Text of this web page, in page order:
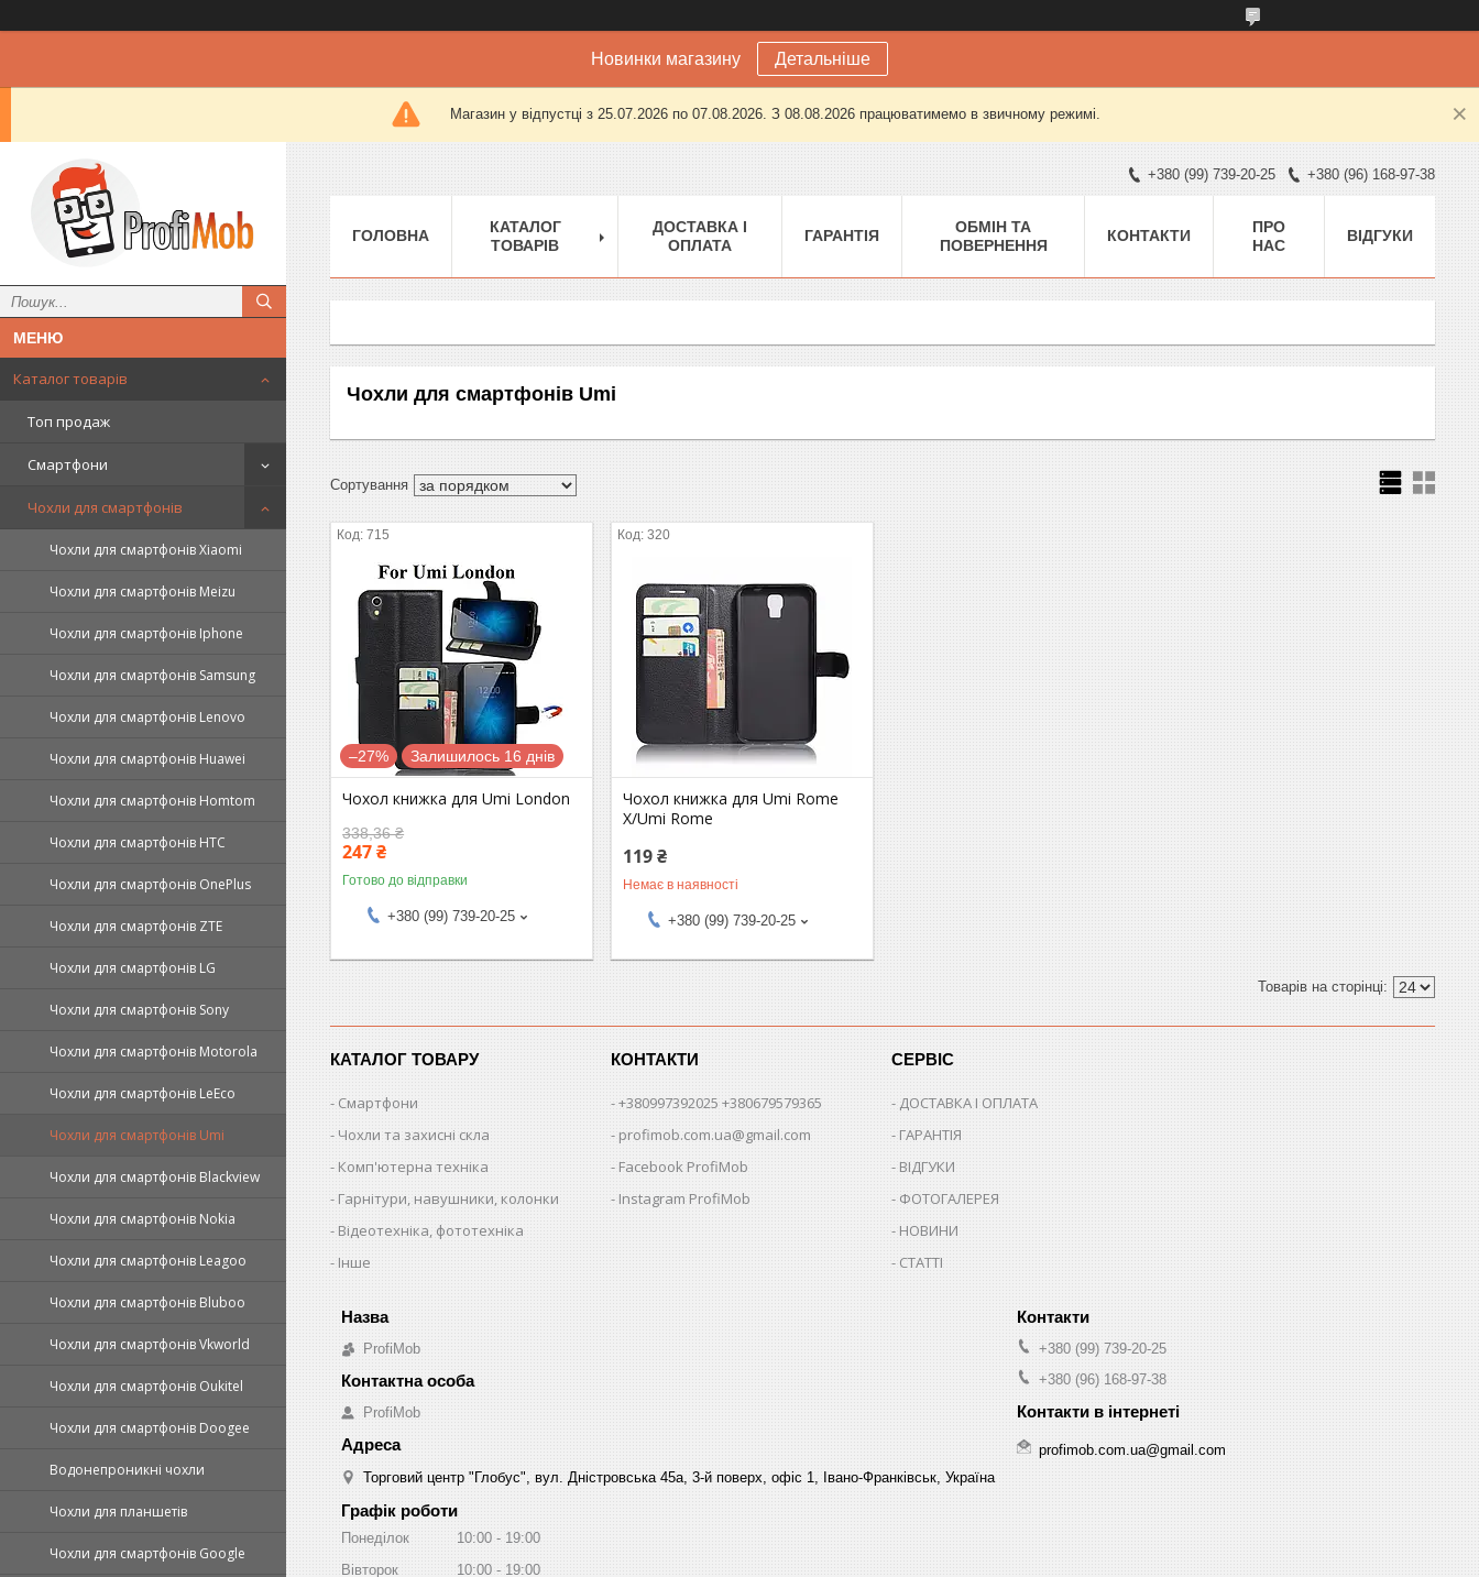
Новинки магазину Детальніше
Магазин у відпустці з 25.07.2026 по 07.08.2026. З 08.08.2026 працюватимемо в звичному режимі.
Каталог товарів
Топ продаж
Смартфони
Чохли для смартфонів
Чохли для смартфонів Xiaomi
Чохли для смартфонів Meizu
Чохли для смартфонів Iphone
Чохли для смартфонів Samsung
Чохли для смартфонів Lenovo
Чохли для смартфонів Huawei
Чохли для смартфонів Homtom
Чохли для смартфонів HTC
Чохли для смартфонів OnePlus
Чохли для смартфонів ZTE
Чохли для смартфонів LG
Чохли для смартфонів Sony
Чохли для смартфонів Motorola
Чохли для смартфонів LeEco
Чохли для смартфонів Umi
Чохли для смартфонів Blackview
Чохли для смартфонів Nokia
Чохли для смартфонів Leagoo
Чохли для смартфонів Bluboo
Чохли для смартфонів Vkworld
Чохли для смартфонів Oukitel
Чохли для смартфонів Doogee
Водонепроникні чохли
Чохли для планшетів
Чохли для смартфонів Google
+380 (99) 739-20-25 +380 (96) 168-97-38
ГОЛОВНА
КАТАЛОГ
ТОВАРІВ
ДОСТАВКА І
ОПЛАТА
ГАРАНТІЯ
ОБМІН ТА
ПОВЕРНЕННЯ
КОНТАКТИ
ПРО
НАС
ВІДГУКИ
Чохли для смартфонів Umi
715
–27% Залишилось 16 днів
Чохол книжка для Umi London
338,36 ₴
247 ₴
Готово до відправки
+380 (99) 739-20-25
320
Чохол книжка для Umi Rome
X/Umi Rome
119 ₴
Немає в наявності
+380 (99) 739-20-25
КАТАЛОГ ТОВАРУ
Смартфони
Чохли та захисні скла
Комп'ютерна техніка
Гарнітури, навушники, колонки
Відеотехніка, фототехніка
Інше
КОНТАКТИ
+380997392025 +380679579365
profimob.com.ua@gmail.com
Facebook ProfiMob
Instagram ProfiMob
СЕРВІС
ДОСТАВКА І ОПЛАТА
ГАРАНТІЯ
ВІДГУКИ
ФОТОГАЛЕРЕЯ
НОВИНИ
СТАТТІ
ProfiMob
ProfiMob
Торговий центр "Глобус", вул. Дністровська 45а, 3-й поверх, офіс 1, Івано-Франківськ, Україна
+380 (99) 739-20-25
+380 (96) 168-97-38
profimob.com.ua@gmail.com
Графік роботи
Понеділок 10:00
19:00
Вівторок
10:00
19:00